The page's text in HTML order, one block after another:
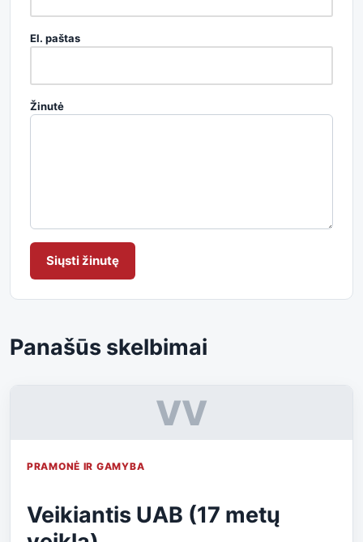
El. paštas
Žinutė
Siųsti žinutę
Panašūs skelbimai
VV
PRAMONĖ IR GAMYBA
Veikiantis UAB (17 metų